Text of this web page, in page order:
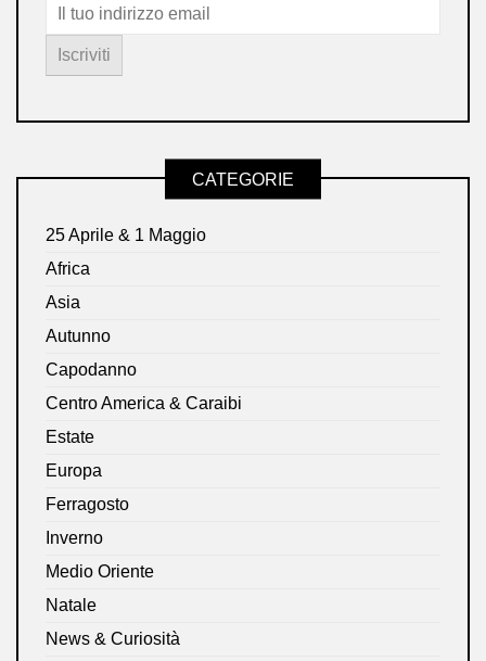
CATEGORIE
25 Aprile & 1 Maggio
Africa
Asia
Autunno
Capodanno
Centro America & Caraibi
Estate
Europa
Ferragosto
Inverno
Medio Oriente
Natale
News & Curiosità